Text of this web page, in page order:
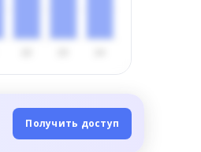
Получить доступ